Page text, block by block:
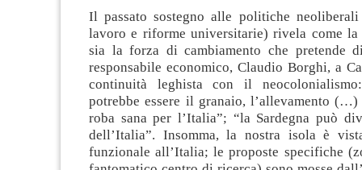
Il passato sostegno alle politiche
lavoro e riforme universitarie) rivela come la
sia la forza di cambiamento che pretende
responsabile economico, Claudio Borghi, a
continuità leghista con il
potrebbe essere il granaio, l’allevamento
roba sana per l’Italia”; “la Sardegna può
dell’Italia”. Insomma, la nostra isola è
funzionale all’Italia; le proposte specifiche